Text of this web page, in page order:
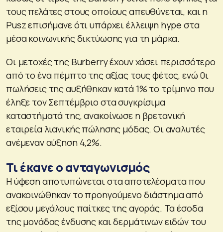
τους πελάτες στους οποίους απευθύνεται, και η
Pusz επισήμανε ότι υπάρχει έλλειψη hype στα
μέσα κοινωνικής δικτύωσης για τη μάρκα.
Οι μετοχές της Burberry έχουν χάσει περισσότερο
από το ένα πέμπτο της αξίας τους φέτος, ενώ 0ι
πωλήσεις της αυξήθηκαν κατά 1% το τρίμηνο που
έληξε τον Σεπτέμβριο στα συγκρίσιμα
καταστήματά της, ανακοίνωσε η βρετανική
εταιρεία λιανικής πώλησης μόδας. Οι αναλυτές
ανέμεναν αύξηση 4,2%.
Τι έκανε ο ανταγωνισμός
Η ύφεση αποτυπώνεται στα αποτελέσματα που
ανακοινώθηκαν το προηγούμενο διάστημα από
εξίσου μεγάλους παίτκες της αγοράς. Τα έσοδα
της μονάδας ένδυσης και δερμάτινων ειδών του